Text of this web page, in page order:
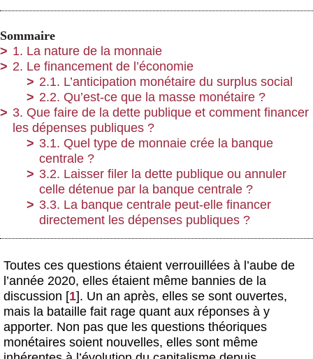
Sommaire
1. La nature de la monnaie
2. Le financement de l’économie
2.1. L’anticipation monétaire du surplus social
2.2. Qu’est-ce que la masse monétaire ?
3. Que faire de la dette publique et comment financer
les dépenses publiques ?
3.1. Quel type de monnaie crée la banque
centrale ?
3.2. Laisser filer la dette publique ou annuler
celle détenue par la banque centrale ?
3.3. La banque centrale peut-elle financer
directement les dépenses publiques ?
Toutes ces questions étaient verrouillées à l’aube de
l’année 2020, elles étaient même bannies de la
discussion [1]. Un an après, elles se sont ouvertes,
mais la bataille fait rage quant aux réponses à y
apporter. Non pas que les questions théoriques
monétaires soient nouvelles, elles sont même